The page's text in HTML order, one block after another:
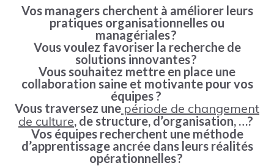
Vos managers cherchent à améliorer leurs
pratiques organisationnelles ou
managériales ?
Vous voulez favoriser la recherche de
solutions innovantes ?
Vous souhaitez mettre en place une
collaboration saine et motivante pour vos
équipes ?
Vous traversez unepériode de changement
de culture, de structure, d’organisation, …?
Vos équipes recherchent une méthode
d’apprentissage ancrée dans leurs réalités
opérationnelles ?